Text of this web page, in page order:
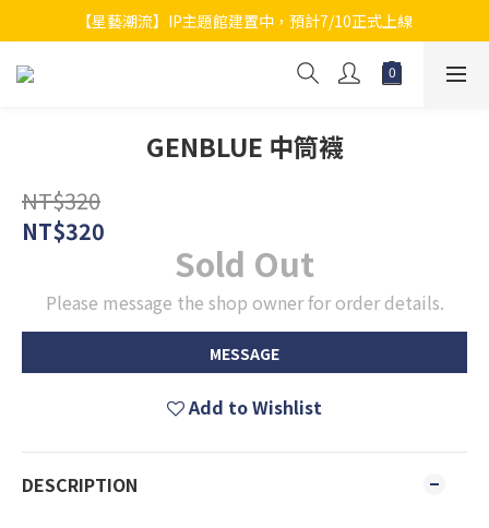
【星藝潮流】IP主題館建置中，預計7/10正式上線
GENBLUE 中筒襪
NT$320
NT$320
Sold Out
Please message the shop owner for order details.
MESSAGE
Add to Wishlist
DESCRIPTION